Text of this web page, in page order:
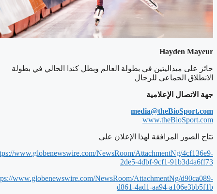
Hayden Mayeur
حائز على ميداليتين في بطولة العالم وبطل كندا الحالي في بطولة
الانطلاق الجماعي للرجال
جهة الاتصال الإعلامية
media@theBioSport.com
www.theBioSport.com
تتاح الصور المرافقة لهذا الإعلان على
www.globenewswire.com/NewsRoom/AttachmentNg/4cf136e9-
2de5-4dbf-9cf1-91b3d4a6ff73
www.globenewswire.com/NewsRoom/AttachmentNg/d90ca089-
d861-4ad1-aa94-a106e3bb5f1b